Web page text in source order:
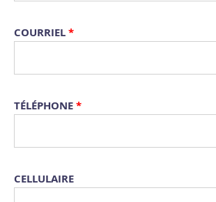
COURRIEL*
TÉLÉPHONE*
CELLULAIRE